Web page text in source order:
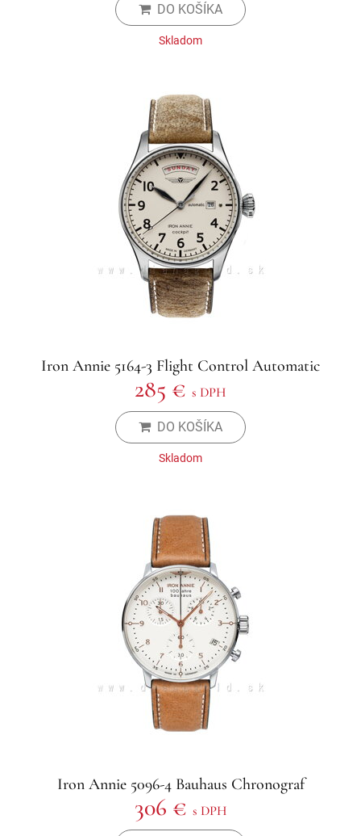
DO KOŠÍKA
Skladom
Iron Annie 5164-3 Flight Control Automatic
285 € s DPH
DO KOŠÍKA
Skladom
Iron Annie 5096-4 Bauhaus Chronograf
306 € s DPH